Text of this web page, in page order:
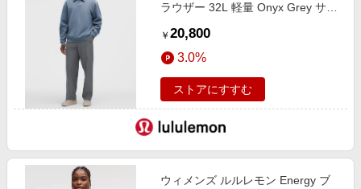
ラウザー 32L 軽量 Onyx Grey サイ
￥ 20,800
3.0%
ストアにすすむ
ウィメンズ ルルレモン Energy ブ